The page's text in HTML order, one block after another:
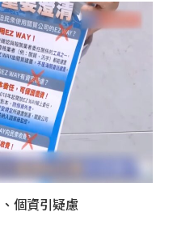
個資引疑慮